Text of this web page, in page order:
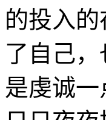
的投入
了自己
是虔诚